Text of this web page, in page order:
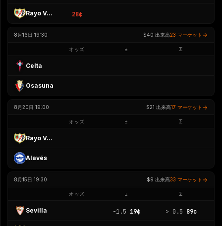
Rayo Vallecano 28¢
8月16日 19:30 $40 出来高23 マーケット
オッズ ± Σ
Celta
Osasuna
8月20日 19:00 $21 出来高17 マーケット
オッズ ± Σ
Rayo Vallecano
Alavés
8月15日 19:30 $9 出来高33 マーケット
オッズ ± Σ
Sevilla -1.5 19¢ > 0.5 89¢